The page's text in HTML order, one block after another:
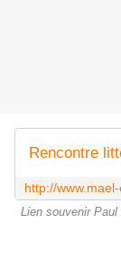
Lien souvenir